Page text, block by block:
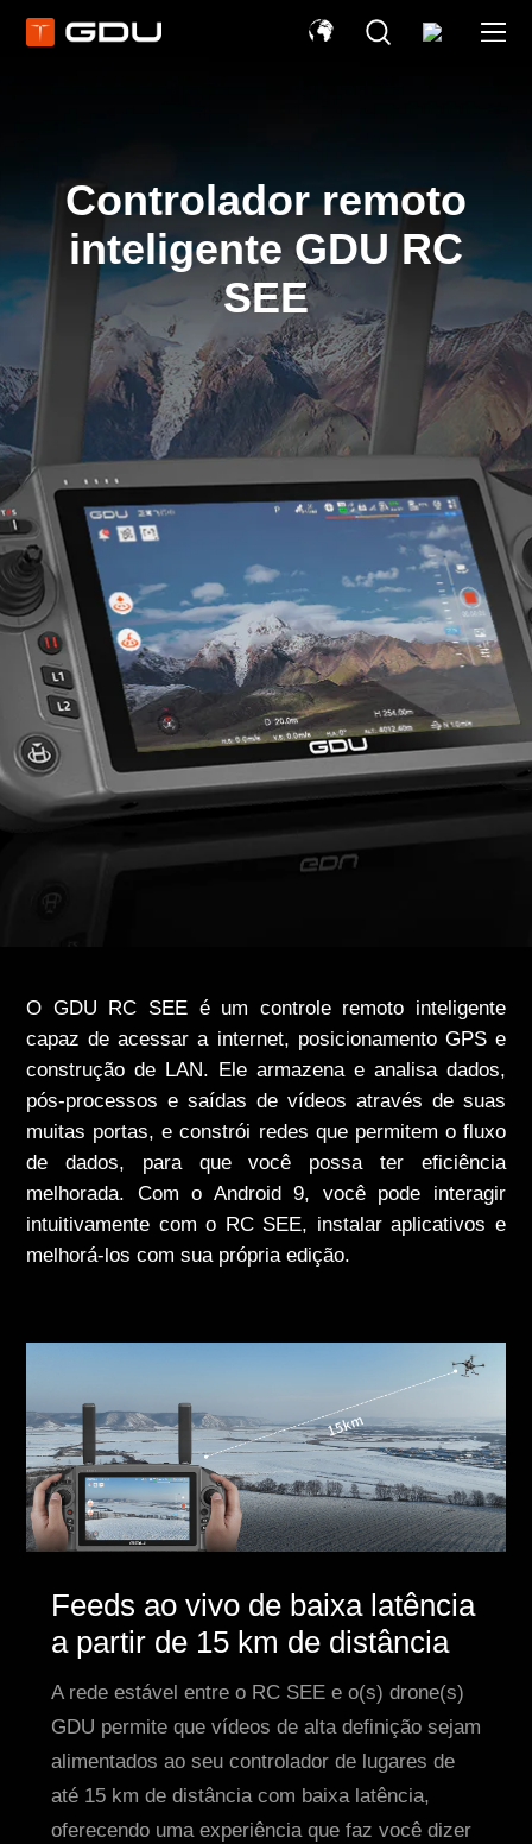
Controlador remoto
inteligente GDU RC
SEE
O GDU RC SEE é um controle remoto inteligente
capaz de acessar a internet, posicionamento GPS e
construção de LAN. Ele armazena e analisa dados,
pós-processos e saídas de vídeos através de suas
muitas portas, e constrói redes que permitem o fluxo
de dados, para que você possa ter eficiência
melhorada. Com o Android 9, você pode interagir
intuitivamente com o RC SEE, instalar aplicativos e
melhorá-los com sua própria edição.
Feeds ao vivo de baixa latência
a partir de 15 km de distância
A rede estável entre o RC SEE e o(s) drone(s)
GDU permite que vídeos de alta definição sejam
alimentados ao seu controlador de lugares de
até 15 km de distância com baixa latência,
oferecendo uma experiência que faz você dizer